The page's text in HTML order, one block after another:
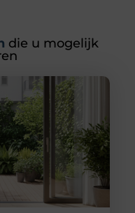
die u mogelijk